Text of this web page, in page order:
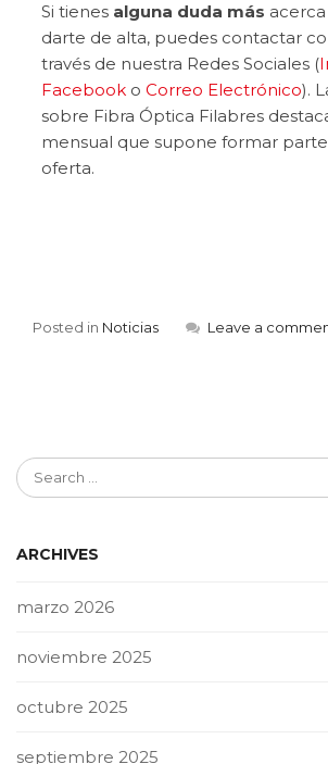
Si tienes alguna duda más
darte de alta, puedes contactar
través de nuestra Redes Sociales (
Facebook o Correo Electrónico).
sobre Fibra Óptica Filabres
mensual que supone formar
oferta.
Posted in Noticias Leave a
ARCHIVES
marzo 2026
noviembre 2025
octubre 2025
septiembre 2025